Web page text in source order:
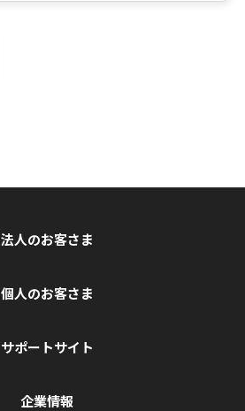
法人のお客さま
個人のお客さま
サポートサイト
企業情報